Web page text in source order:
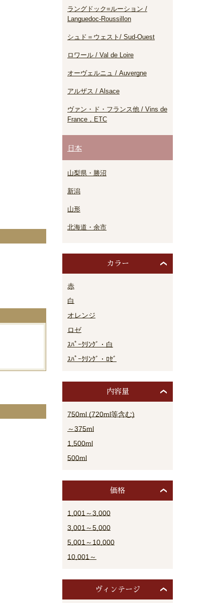
ラングドック=ルーション /
Languedoc-Roussillon
シュド＝ウェスト/ Sud-Ouest
ロワール / Val de Loire
オーヴェルニュ / Auvergne
アルザス / Alsace
ヴァン・ド・フランス他 / Vins de
France，ETC
日本
山梨県・勝沼
新潟
山形
北海道・余市
カラー
赤
白
オレンジ
ロゼ
ｽﾊﾟｰｸﾘﾝｸﾞ・白
ｽﾊﾟｰｸﾘﾝｸﾞ・ﾛｾﾞ
内容量
750ml (720ml等含む)
～375ml
1,500ml
500ml
価格
1,001～3,000
3,001～5,000
5,001～10,000
10,001～
ヴィンテージ